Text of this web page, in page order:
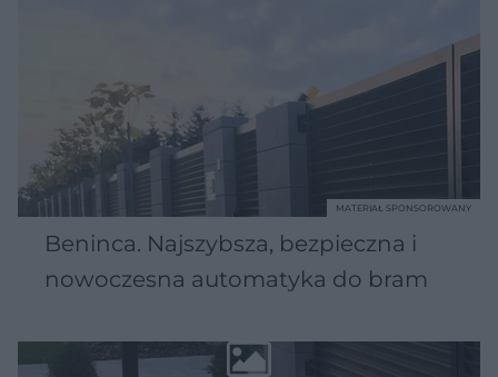
Beninca. Najszybsza, bezpieczna i
nowoczesna automatyka do bram
MATERIAŁ SPONSOROWANY